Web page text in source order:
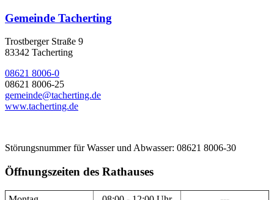
Gemeinde Tacherting
Trostberger Straße 9
83342 Tacherting
08621 8006-0
08621 8006-25
gemeinde@tacherting.de
www.tacherting.de
Störungsnummer für Wasser und Abwasser: 08621 8006-30
Öffnungszeiten des Rathauses